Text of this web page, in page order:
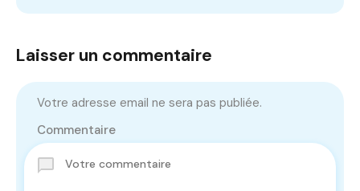
Laisser un commentaire
Votre adresse email ne sera pas publiée.
Commentaire